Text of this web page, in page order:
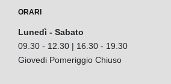
ORARI
Lunedì - Sabato
09.30 - 12.30 | 16.30 - 19.30
Giovedi Pomeriggio Chiuso